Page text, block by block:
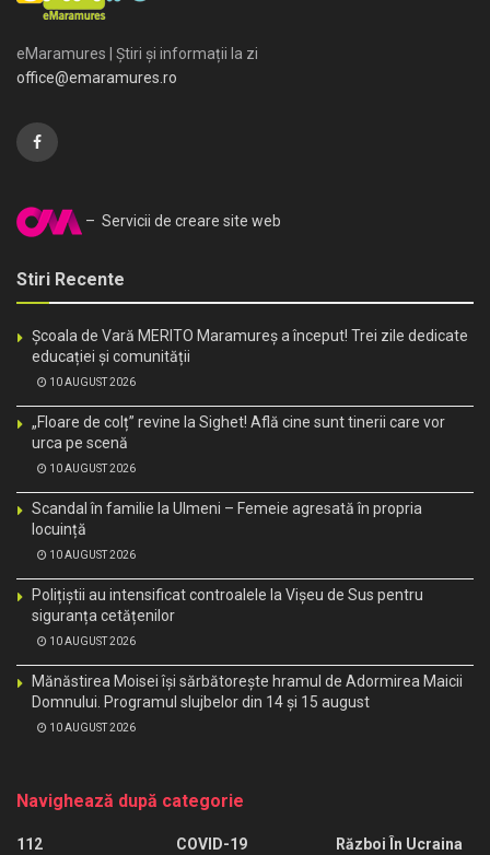
eMaramures | Știri și informații la zi
office@emaramures.ro
– Servicii de creare site web
Stiri Recente
Școala de Vară MERITO Maramureș a început! Trei zile dedicate
educației și comunității
10 AUGUST 2026
„Floare de colț” revine la Sighet! Află cine sunt tinerii care vor
urca pe scenă
10 AUGUST 2026
Scandal în familie la Ulmeni – Femeie agresată în propria
locuință
10 AUGUST 2026
Polițiștii au intensificat controalele la Vișeu de Sus pentru
siguranța cetățenilor
10 AUGUST 2026
Mănăstirea Moisei își sărbătorește hramul de Adormirea Maicii
Domnului. Programul slujbelor din 14 și 15 august
10 AUGUST 2026
Navighează după categorie
112
COVID-19
Război În Ucraina